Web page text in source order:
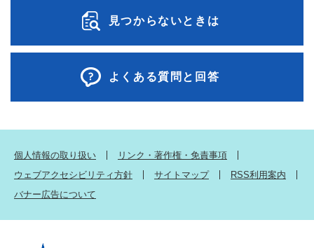
見つからないときは
よくある質問と回答
個人情報の取り扱い
リンク・著作権・免責事項
ウェブアクセシビリティ方針
サイトマップ
RSS利用案内
バナー広告について